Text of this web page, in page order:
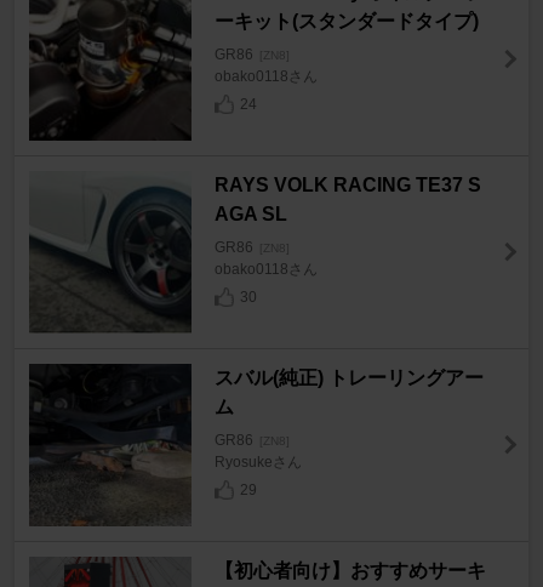
ーキット(スタンダードタイプ)
GR86 [ZN8]
obako0118さん
24
RAYS VOLK RACING TE37 S
AGA SL
GR86 [ZN8]
obako0118さん
30
スバル(純正) トレーリングアー
ム
GR86 [ZN8]
Ryosukeさん
29
【初心者向け】おすすめサーキ